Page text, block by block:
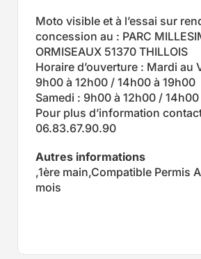
Moto visible et à l’essai sur
concession au : PARC
ORMISEAUX 51370 THILLOIS
Horaire d’ouverture : Mardi au
9h00 à 12h00 / 14h00 à 19h00
Samedi : 9h00 à 12h00 /
Pour plus d’information
06.83.67.90.90
Autres informations
,1ère main,Compatible Permis
mois